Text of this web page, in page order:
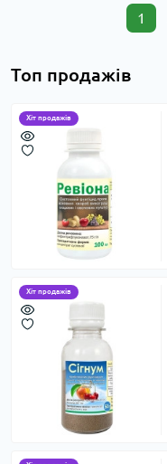
1
Топ продажів
Хіт продажів
Хіт продажів